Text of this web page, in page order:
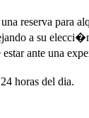
reserva para
a su
ante una
horas del dia.